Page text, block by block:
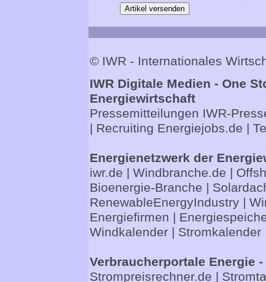
© IWR - Internationales
IWR Digitale Medien - One
Energiewirtschaft
Pressemitteilungen IWR-
| Recruiting Energiejobs.de |
Energienetzwerk der
iwr.de | Windbranche.de |
Bioenergie-Branche |
RenewableEnergyIndustry|
Energiefirmen |
Windkalender| Stromkalender
Verbraucherportale Energie
Strompreisrechner.de |